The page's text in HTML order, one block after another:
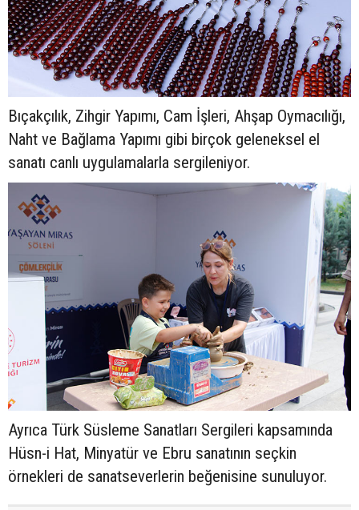
Bıçakçılık, Zihgir Yapımı, Cam İşleri, Ahşap Oymacılığı,
Naht ve Bağlama Yapımı gibi birçok geleneksel el
sanatı canlı uygulamalarla sergileniyor.
Ayrıca Türk Süsleme Sanatları Sergileri kapsamında
Hüsn-i Hat, Minyatür ve Ebru sanatının seçkin
örnekleri de sanatseverlerin beğenisine sunuluyor.